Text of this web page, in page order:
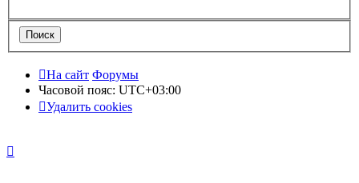
На сайт Форумы
Часовой пояс: UTC+03:00
Удалить cookies